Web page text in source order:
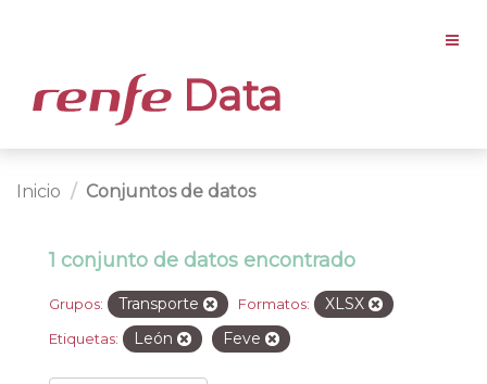
Data
Inicio Conjuntos de datos
1 conjunto de datos encontrado
Grupos: Transporte Formatos: XLSX
Etiquetas: León Feve